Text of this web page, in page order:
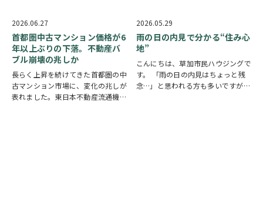
厳しいから売りたいな。」 このよ
うなお悩みは…
条例が成立しました。 関東で空き
家税の導入を決めた自治体はまだあ
りませんが、…
2026.06.27
首都圏中古マンション価格が6
年以上ぶりの下落。不動産バ
ブル崩壊の兆しか
長らく上昇を続けてきた首都圏の中
古マンション市場に、変化の兆しが
表れました。東日本不動産流通機構
2026.05.29
雨の日の内見で分かる“住み心
地”
こんにちは、草加市民ハウジングで
す。 「雨の日の内見はちょっと残
念…」と思われる方も多いですが、